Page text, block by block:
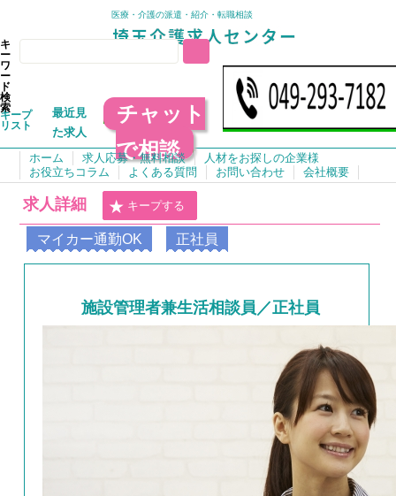
医療・介護の派遣・紹介・転職相談
キ
ー
ワ
ー
ド
検
索
キープ
リスト
最近見
た求人
チャット
で相談
ホーム 求人応募・無料相談
人材をお探しの企業様
お役立ちコラム
よくある質問 お問い合わせ 会社概要
求人詳細 キープする
マイカー通勤OK 正社員
施設管理者兼生活相談員／正社員